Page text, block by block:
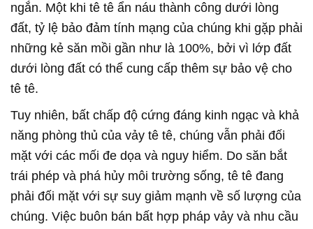
ngắn. Một khi tê tê ẩn náu thành công dưới lòng
đất, tỷ lệ bảo đảm tính mạng của chúng khi gặp phải
những kẻ săn mồi gần như là 100%, bởi vì lớp đất
dưới lòng đất có thể cung cấp thêm sự bảo vệ cho
tê tê.
Tuy nhiên, bất chấp độ cứng đáng kinh ngạc và khả
năng phòng thủ của vảy tê tê, chúng vẫn phải đối
mặt với các mối đe dọa và nguy hiểm. Do săn bắt
trái phép và phá hủy môi trường sống, tê tê đang
phải đối mặt với sự suy giảm mạnh về số lượng của
chúng. Việc buôn bán bất hợp pháp vảy và nhu cầu